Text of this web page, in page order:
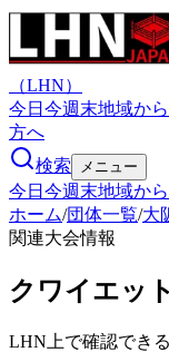
（LHN）
今日 今週末地域か
方へ
検索
メニュー
今日 今週末地域か
ホーム/団体一覧/大
関連大会情報
クワイエッ
LHN上で確認でき